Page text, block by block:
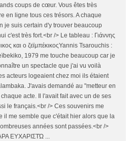
coups de cœur. Vous êtes très
en ligne tous ces trésors. A chaque
je suis certain d'y trouver beaucoup
c'est très fort.<br /> Le tableau : Γιάννης
και ο ζεϊμπέκικοςYannis Tsarouchis :
1979 me touche beaucoup car je
un spectacle que j'ai vu voilà
acteurs logeaient chez moi ils étaient
J'avais demandé au "metteur en
acte. Il l'avait fait avec un de ses
le français.<br /> Ces souvenirs me
il me semble que c'était hier alors que la
années sont passées.<br />
ΕΥΧΑΡΙΣΤΏ ...